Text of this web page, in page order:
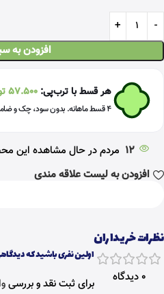
افزودن به
هر قسط با ترب‌پی: 57.500
۴ قسط ماهانه. بدون سود، چک و ضامن.
12 مردم در حال مشاهده این
افزودن به لیست علاقه مندی
نظرات خریداران
0 دیدگاه
اولین نفری باشید که
برای ثبت نقد و بررسی